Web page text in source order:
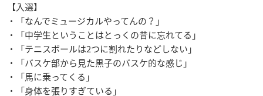
【入選】
・「なんでミュージカルやってんの？」
・「中学生ということはとっくの昔に忘れてる」
・「テニスボールは2つに割れたりなどしない」
・「バスケ部から見た黒子のバスケ的な感じ 」
・「馬に乗ってくる」
・「身体を張りすぎている」